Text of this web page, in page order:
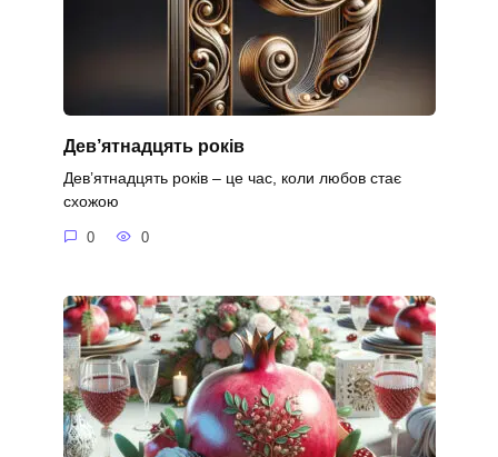
Дев’ятнадцять років
Дев’ятнадцять років – це час, коли любов стає
схожою
0 0